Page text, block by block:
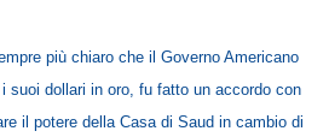
più chiaro che il Governo Americano
suoi dollari in oro, fu fatto un accordo con
il potere della Casa di Saud in cambio di